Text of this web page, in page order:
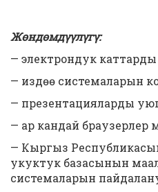
Жөндөмдүүлүгү:
— электрондук
— издөө системаларын
— презентацияларды
— ар кандай браузерлер
— Кыргыз
укуктук базасынын
системаларын